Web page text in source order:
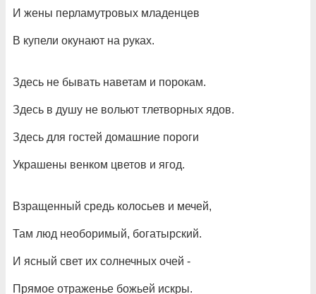
И жены перламутровых младенцев
В купели окунают на руках.
Здесь не бывать наветам и порокам.
Здесь в душу не вольют тлетворных ядов.
Здесь для гостей домашние пороги
Украшены венком цветов и ягод.
Взращенный средь колосьев и мечей,
Там люд необоримый, богатырский.
И ясный свет их солнечных очей -
Прямое отраженье божьей искры.